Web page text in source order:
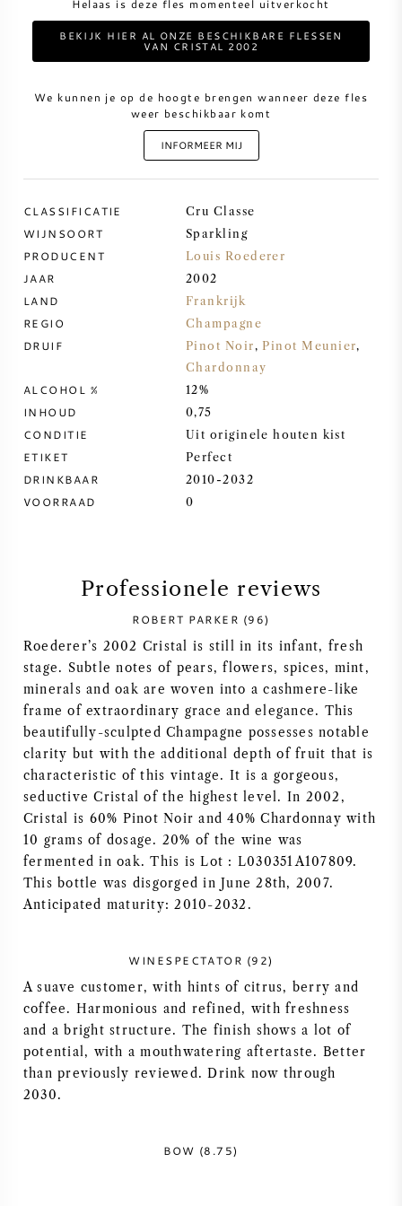
ZOETE WIJN
SAUVIGNON BLANC
SYRAH / SHIRAZ
RIESLING
FRANSE WIJN
ITALIAANSE WIJN
SPAANSE WIJN
DUITSE WIJN
AMERIKAANSE WIJN
OOSTENRIJKSE WIJN
BORDEAUX
Helaas is deze fles momenteel uitverkocht
BEKIJK HIER AL ONZE BESCHIKBARE FLESSEN
VAN CRISTAL 2002
We kunnen je op de hoogte brengen wanneer deze fles
weer beschikbaar komt
INFORMEER MIJ
CLASSIFICATIE Cru Classe
WIJNSOORT Sparkling
PRODUCENT Louis Roederer
JAAR 2002
LAND Frankrijk
REGIO Champagne
DRUIF Pinot Noir, Pinot Meunier,
Chardonnay
ALCOHOL % 12%
INHOUD 0,75
CONDITIE Uit originele houten kist
ETIKET Perfect
DRINKBAAR 2010-2032
VOORRAAD 0
Professionele reviews
ROBERT PARKER (96)
Roederer’s 2002 Cristal is still in its infant, fresh
stage. Subtle notes of pears, flowers, spices, mint,
minerals and oak are woven into a cashmere-like
frame of extraordinary grace and elegance. This
beautifully-sculpted Champagne possesses notable
clarity but with the additional depth of fruit that is
characteristic of this vintage. It is a gorgeous,
seductive Cristal of the highest level. In 2002,
Cristal is 60% Pinot Noir and 40% Chardonnay with
10 grams of dosage. 20% of the wine was
fermented in oak. This is Lot : L030351A107809.
This bottle was disgorged in June 28th, 2007.
Anticipated maturity: 2010-2032.
WINESPECTATOR (92)
A suave customer, with hints of citrus, berry and
coffee. Harmonious and refined, with freshness
and a bright structure. The finish shows a lot of
potential, with a mouthwatering aftertaste. Better
than previously reviewed. Drink now through
2030.
BOW (8.75)